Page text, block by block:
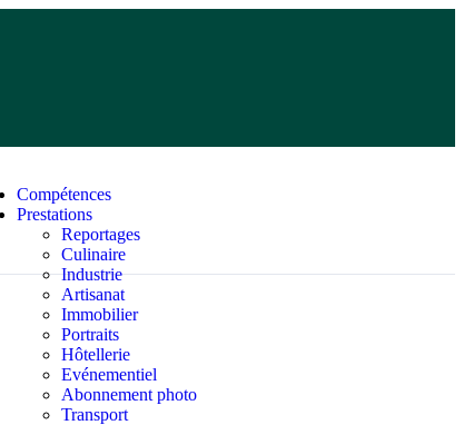
Compétences
Prestations
Reportages
Culinaire
Industrie
Artisanat
Immobilier
Portraits
Hôtellerie
Evénementiel
Abonnement photo
Transport